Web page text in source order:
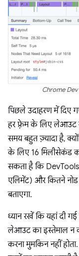
Chrome
पिछले उदाहरण में दिए
हर फ़्रेम के लिए लेआउट
समय बहुत ज़्यादा है,
के लिए 16 मिलीसेकंड
सकता है कि
एलिमेंट) और कितने
बताएगा.
ध्यान रखें कि यहां दी
लेआउट का इस्तेमाल न
करना मुमकिन नहीं